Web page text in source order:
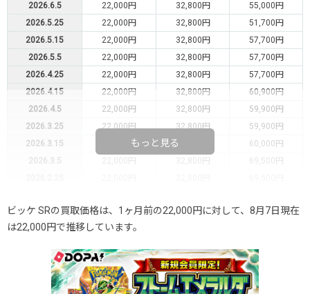
2026.6.5
22,000円 32,800円
55,000円
2026.5.25
22,000円 32,800円
51,700円
2026.5.15
22,000円 32,800円
57,700円
2026.5.5
22,000円 32,800円
57,700円
2026.4.25
22,000円 32,800円
57,700円
2026.4.15
22,000円 32,800円
60,900円
2026.4.5
22,000円 32,800円
59,900円
2026.3.25
22,000円 32,800円
59,900円
2026.3.15
22,000円 32,800円
60,000円
2026.3.5
22,000円 32,800円
69,500円
2026.2.5
22,000円 32,800円
58,000円
2026.1.25
22,000円
2026.1.15
22,000円 32,800円
62,000円
2026.1.5
22,000円 32,800円
61,600円
2025.12.25
22,000円 32,800円 51,500円
もっと見る
ビッケ SRの買取価格は、1ヶ月前の22,000円に対して、8月7日現在
は22,000円で推移しています。